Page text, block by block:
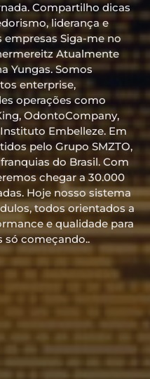
Compartilho dicas
liderança e
Siga-me no
Atualmente
Yungas. Somos
enterprise,
operações como
OdontoCompany,
Embelleze. Em
pelo Grupo SMZTO,
do Brasil. Com
chegar a 30.000
Hoje nosso sistema
todos orientados a
e qualidade para
só começando..